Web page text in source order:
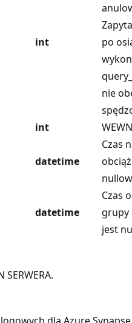
int
po
nie
int
datetime
Czas
datetime
Czas
grupy
jest
dla Azure Synapse